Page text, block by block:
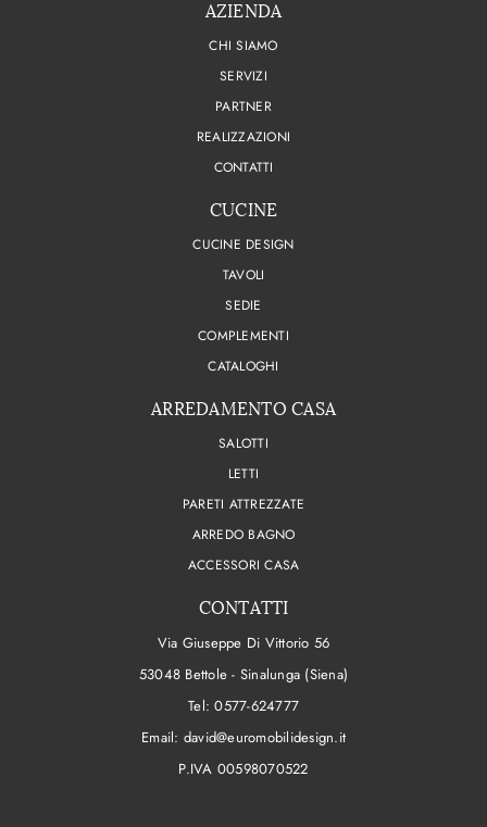
AZIENDA
CHI SIAMO
SERVIZI
PARTNER
REALIZZAZIONI
CONTATTI
CUCINE
CUCINE DESIGN
TAVOLI
SEDIE
COMPLEMENTI
CATALOGHI
ARREDAMENTO CASA
SALOTTI
LETTI
PARETI ATTREZZATE
ARREDO BAGNO
ACCESSORI CASA
CONTATTI
Via Giuseppe Di Vittorio 56
53048 Bettole - Sinalunga (Siena)
Tel:0577-624777
Email: david@euromobilidesign.it
P.IVA 00598070522